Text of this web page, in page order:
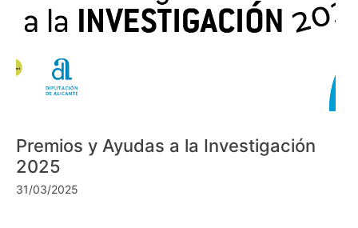
Premios y Ayudas a la Investigación
2025
31/03/2025